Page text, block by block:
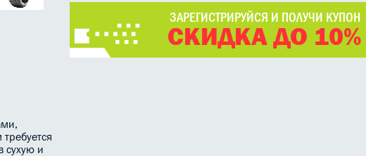
сухую и
ЗАРЕГИСТРИРУЙСЯ И ПОЛУЧИ КУПОН
СКИДКА ДО 10%